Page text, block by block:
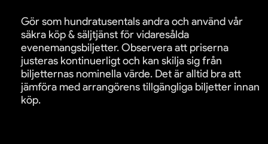
Gör som hundratusentals andra och använd vår
säkra köp & säljtjänst för vidaresålda
evenemangsbiljetter. Observera att priserna
justeras kontinuerligt och kan skilja sig från
biljetternas nominella värde. Det är alltid bra att
jämföra med arrangörens tillgängliga biljetter innan
köp.